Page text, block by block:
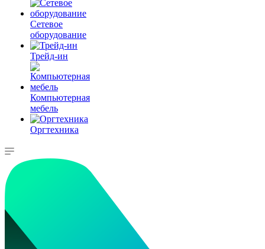
Сетевое
оборудование
Трейд-ин
Компьютерная
мебель
Оргтехника